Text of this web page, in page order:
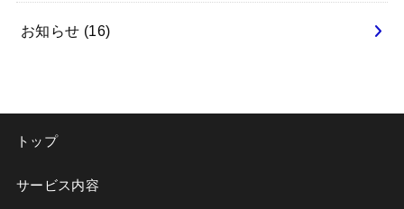
お知らせ (16)
トップ
サービス内容